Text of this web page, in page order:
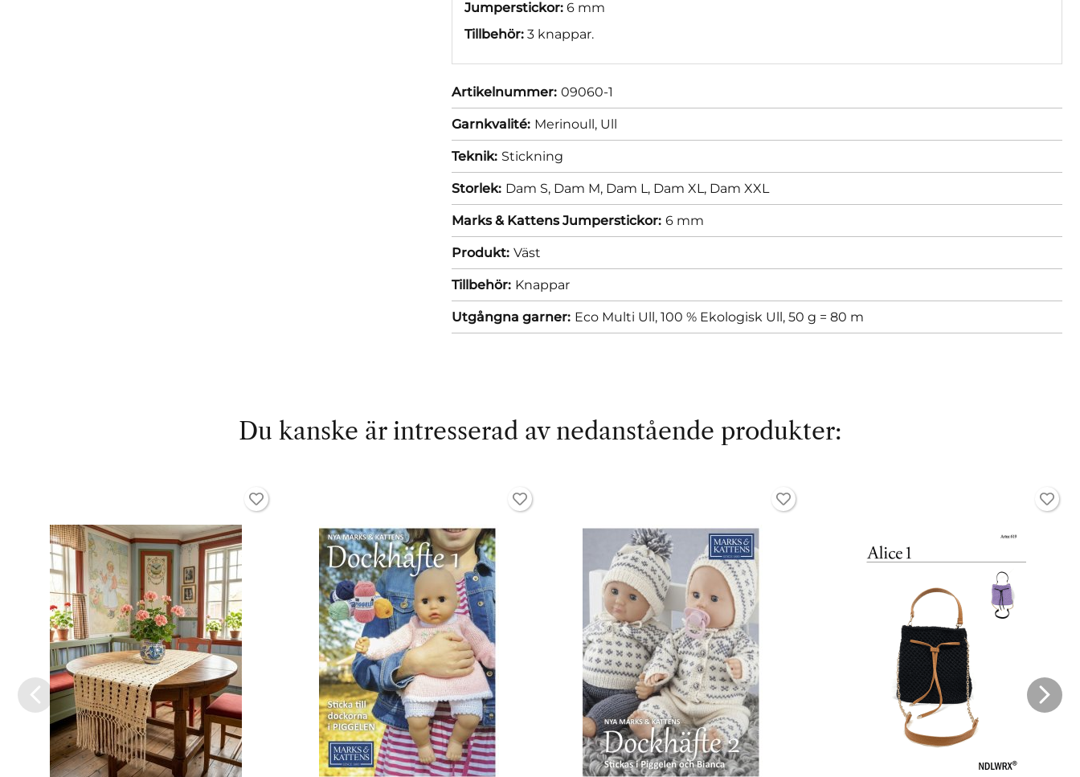
Jumperstickor: 6 mm
Tillbehör: 3 knappar.
Artikelnummer: 09060-1
Garnkvalité: Merinoull, Ull
Teknik: Stickning
Storlek: Dam S, Dam M, Dam L, Dam XL, Dam XXL
Marks & Kattens Jumperstickor: 6 mm
Produkt: Väst
Tillbehör: Knappar
Utgångna garner: Eco Multi Ull, 100 % Ekologisk Ull, 50 g = 80 m
Du kanske är intresserad av nedanstående produkter: